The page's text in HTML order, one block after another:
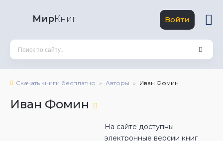
МирКниг Войти
Скачать книги бесплатно Авторы Иван Фомин
Иван Фомин
На сайте доступны
электронные версии книг